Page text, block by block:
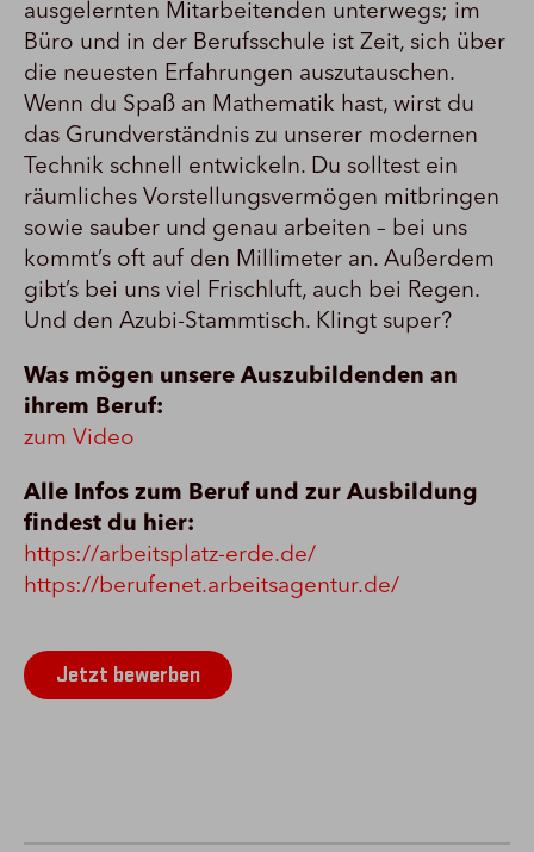
ausgelernten Mitarbeitenden unterwegs; im
Büro und in der Berufsschule ist Zeit, sich über
die neuesten Erfahrungen auszutauschen.
Wenn du Spaß an Mathematik hast, wirst du
das Grundverständnis zu unserer modernen
Technik schnell entwickeln. Du solltest ein
räumliches Vorstellungsvermögen mitbringen
sowie sauber und genau arbeiten – bei uns
kommt’s oft auf den Millimeter an. Außerdem
gibt’s bei uns viel Frischluft, auch bei Regen.
Und den Azubi-Stammtisch. Klingt super?
Was mögen unsere Auszubildenden an
ihrem Beruf:
zum Video
Alle Infos zum Beruf und zur Ausbildung
findest du hier:
https://arbeitsplatz-erde.de/
https://berufenet.arbeitsagentur.de/
Jetzt bewerben